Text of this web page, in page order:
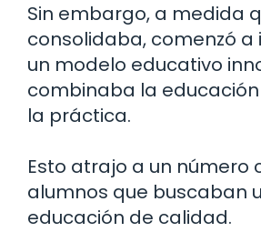
Sin embargo, a medida
consolidaba, comenzó
un modelo educativo
combinaba la
la práctica.
Esto atrajo a un número
alumnos que buscaban
educación de calidad.